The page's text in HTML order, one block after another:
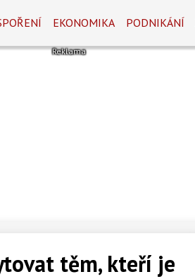
EKONOMIKA PODNIKÁNÍ
těm, kteří je